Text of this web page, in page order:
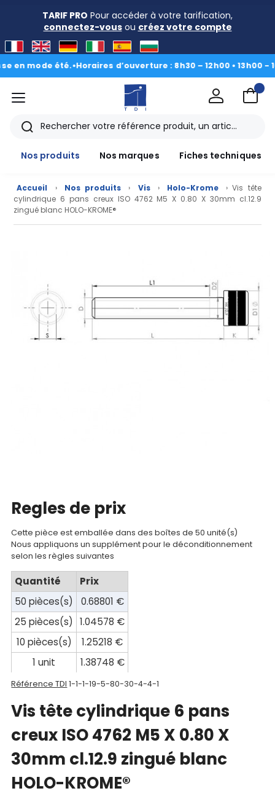
TARIF PRO Pour accéder à votre tarification,
connectez-vousou créez votre compte
mode été.•Horaires d’ouverture : 8h30 – 12h00 • 13h00 - 16h30|
Nos
Documentations
Mon
compte
Mon
panier
Contact
menu
Rechercher
Nos produits
Nos marques Fiches techniques
Accueil › Nos produits › Vis › Holo-Krome
› Vis tête
cylindrique 6 pans creux ISO 4762 M5 X 0.80 X 30mm cl.12.9
zingué blanc HOLO-KROME®
Regles de prix
Cette pièce est emballée dans des boîtes de 50 unité(s)
Nous appliquons un supplément pour le déconditionnement
selon les règles suivantes
Quantité
Prix
50 pièces(s)
0.68801 €
25 pièces(s)
1.04578 €
10 pièces(s)
1.25218 €
1 unit
1.38748 €
Référence TDI 1-1-1-19-5-80-30-4-4-1
Vis tête cylindrique 6 pans
creux ISO 4762 M5 X 0.80 X
30mm cl.12.9 zingué blanc
HOLO-KROME®